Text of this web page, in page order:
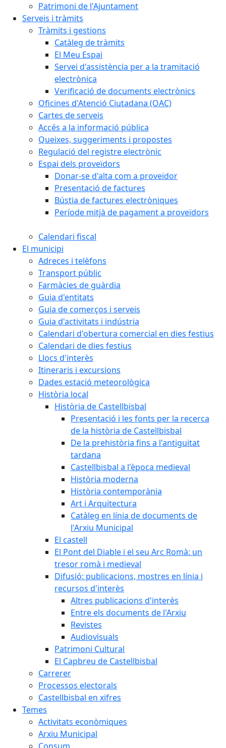
Patrimoni de l'Ajuntament
Serveis i tràmits
Tràmits i gestions
Catàleg de tràmits
El Meu Espai
Servei d'assistència per a la tramitació
electrònica
Verificació de documents electrònics
Oficines d'Atenció Ciutadana (OAC)
Cartes de serveis
Accés a la informació pública
Queixes, suggeriments i propostes
Regulació del registre electrònic
Espai dels proveïdors
Donar-se d'alta com a proveïdor
Presentació de factures
Bústia de factures electròniques
Període mitjà de pagament a proveïdors
Calendari fiscal
El municipi
Adreces i telèfons
Transport públic
Farmàcies de guàrdia
Guia d'entitats
Guia de comerços i serveis
Guia d'activitats i indústria
Calendari d'obertura comercial en dies festius
Calendari de dies festius
Llocs d'interès
Itineraris i excursions
Dades estació meteorològica
Història local
Història de Castellbisbal
Presentació i les fonts per la recerca
de la història de Castellbisbal
De la prehistòria fins a l'antiguitat
tardana
Castellbisbal a l'època medieval
Història moderna
Història contemporània
Art i Arquitectura
Catàleg en línia de documents de
l'Arxiu Municipal
El castell
El Pont del Diable i el seu Arc Romà: un
tresor romà i medieval
Difusió: publicacions, mostres en línia i
recursos d'interès
Altres publicacions d'interès
Entre els documents de l'Arxiu
Revistes
Audiovisuals
Patrimoni Cultural
El Capbreu de Castellbisbal
Carrerer
Processos electorals
Castellbisbal en xifres
Temes
Activitats econòmiques
Arxiu Municipal